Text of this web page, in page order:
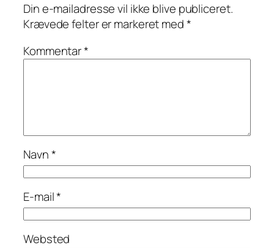
Din e-mailadresse vil ikke blive publiceret.
Krævede felter er markeret med*
Kommentar*
Navn*
E-mail*
Websted